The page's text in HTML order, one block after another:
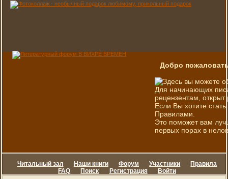
Добро
Здесь вы можете
Для начинающих
рецензентам, открыт
Если Вы хотите
Правилами.
Это поможет вам
первых порах в
Читальный зал Наши книги Форум Участники
Правила
FAQ
Поиск Регистрация Войти